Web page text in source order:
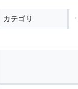
カテゴリ